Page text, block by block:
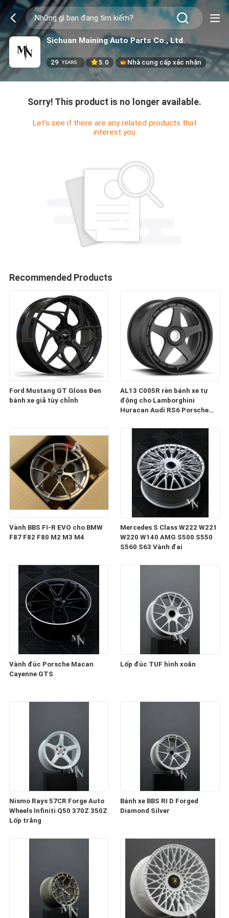
Sichuan Maining Auto Parts Co., Ltd.
29 YEARS 5.0 Nhà cung cấp xác nhận
Sorry! This product is no longer available.
Let's see if there are any related products that
interest you
Recommended Products
Ford Mustang GT Gloss Đen
bánh xe giả tùy chỉnh
AL13 C005R rèn bánh xe tự
động cho Lamborghini
Huracan Audi RS6 Porsche
Vành BBS FI-R EVO cho BMW
F87 F82 F80 M2 M3 M4
Mercedes S Class W222 W221
W220 W140 AMG S500 S550
S560 S63 Vành đai
Vành đúc Porsche Macan
Cayenne GTS
Lốp đúc TUF hình xoắn
Nismo Rays 57CR Forge Auto
Wheels Infiniti Q50 370Z 350Z
Lốp trắng
Bánh xe BBS RI D Forged
Diamond Silver